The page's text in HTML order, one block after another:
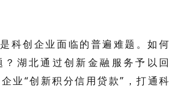
科创企业面临的普遍难题。如何
？湖北通过创新金融服务予以回
业“创新积分信用贷款”，打通科